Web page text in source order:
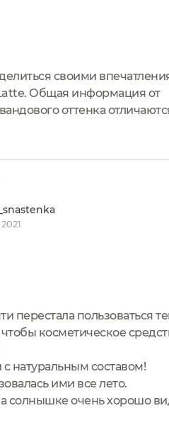
своими
Общая информация от
оттенка
перестала пользоваться
косметическое
натуральным составом!
ими все лето.
солнышке очень хорошо